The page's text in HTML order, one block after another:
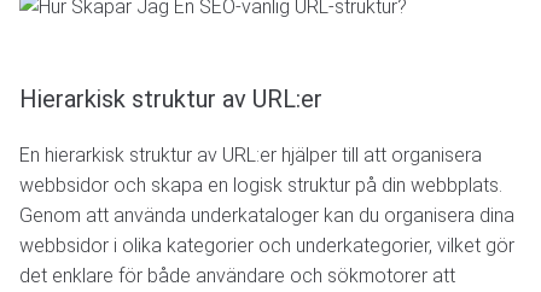
Hierarkisk struktur av URL:er
En hierarkisk struktur av URL:er hjälper till att organisera
webbsidor och skapa en logisk struktur på din webbplats.
Genom att använda underkataloger kan du organisera dina
webbsidor i olika kategorier och underkategorier, vilket gör
det enklare för både användare och sökmotorer att